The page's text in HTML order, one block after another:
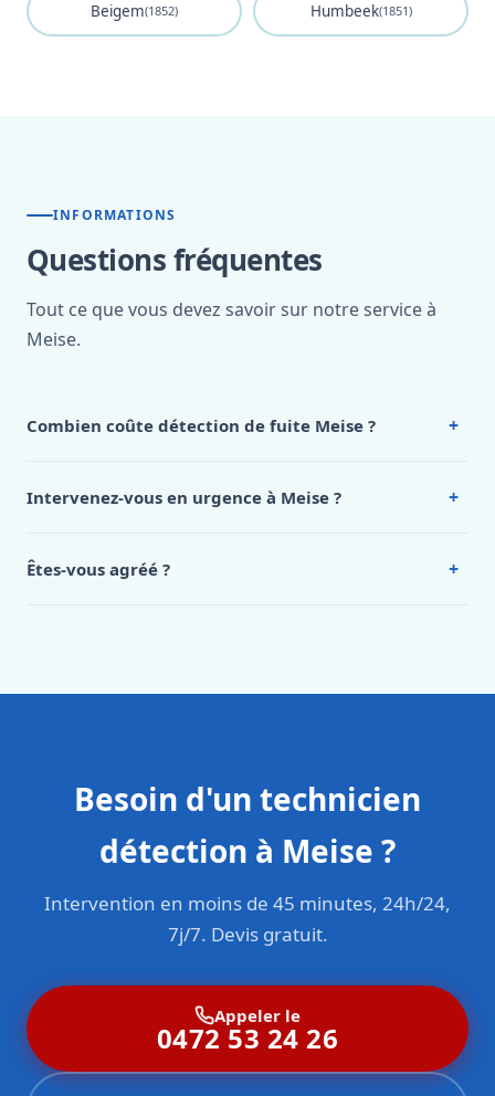
Beigem(1852) Humbeek(1851)
INFORMATIONS
Questions fréquentes
Tout ce que vous devez savoir sur notre service à
Meise.
Combien coûte détection de fuite Meise ? +
appelez le 0472 53 24 26.
Intervenez-vous en urgence à Meise ? +
Êtes-vous agréé ? +
Besoin d'un technicien
détection à Meise ?
Intervention en moins de 45 minutes, 24h/24,
7j/7. Devis gratuit.
Appeler le
0472 53 24 26